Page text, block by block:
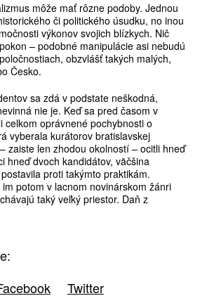
môže mať rôzne podoby. Jednou
či politického úsudku, no inou
výkonov svojich blízkych. Nič
– podobné manipulácie asi nebudú
obzvlášť takých malých,
Česko.
sa zdá v podstate neškodná,
nie je. Keď sa pred časom v
celkom oprávnené pochybnosti o
vyberala kurátorov bratislavskej
zaiste len zhodou okolností – ocitli hneď
hneď dvoch kandidátov, väčšina
proti takýmto praktikám.
potom v lacnom novinárskom žánri
taký veľký priestor. Daň z
Twitter